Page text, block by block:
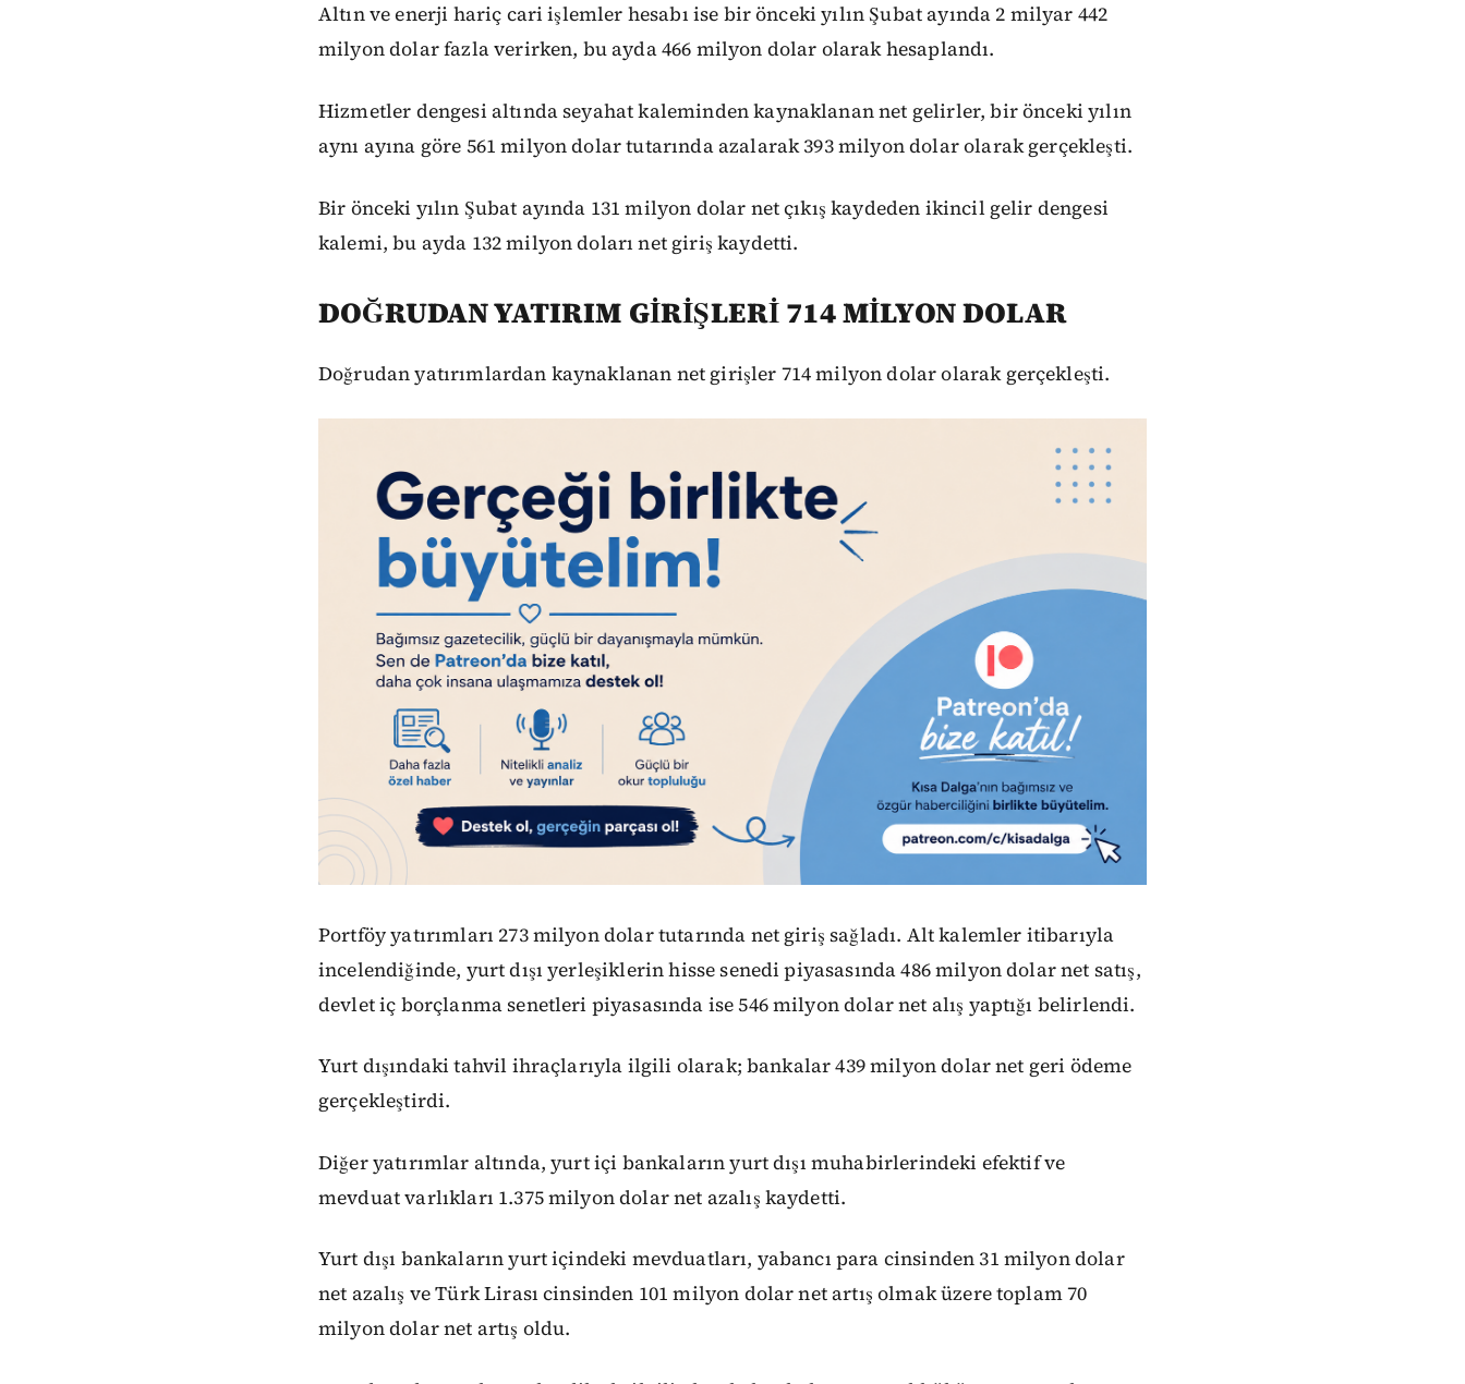
Altın ve enerji hariç cari işlemler hesabı ise bir önceki yılın Şubat ayında 2 milyar 442
milyon dolar fazla verirken, bu ayda 466 milyon dolar olarak hesaplandı.
Hizmetler dengesi altında seyahat kaleminden kaynaklanan net gelirler, bir önceki yılın
aynı ayına göre 561 milyon dolar tutarında azalarak 393 milyon dolar olarak gerçekleşti.
Bir önceki yılın Şubat ayında 131 milyon dolar net çıkış kaydeden ikincil gelir dengesi
kalemi, bu ayda 132 milyon doları net giriş kaydetti.
DOĞRUDAN YATIRIM GİRİŞLERİ 714 MİLYON DOLAR
Doğrudan yatırımlardan kaynaklanan net girişler 714 milyon dolar olarak gerçekleşti.
Portföy yatırımları 273 milyon dolar tutarında net giriş sağladı. Alt kalemler itibarıyla
incelendiğinde, yurt dışı yerleşiklerin hisse senedi piyasasında 486 milyon dolar net satış,
devlet iç borçlanma senetleri piyasasında ise 546 milyon dolar net alış yaptığı belirlendi.
Yurt dışındaki tahvil ihraçlarıyla ilgili olarak; bankalar 439 milyon dolar net geri ödeme
gerçekleştirdi.
Diğer yatırımlar altında, yurt içi bankaların yurt dışı muhabirlerindeki efektif ve
mevduat varlıkları 1.375 milyon dolar net azalış kaydetti.
Yurt dışı bankaların yurt içindeki mevduatları, yabancı para cinsinden 31 milyon dolar
net azalış ve Türk Lirası cinsinden 101 milyon dolar net artış olmak üzere toplam 70
milyon dolar net artış oldu.